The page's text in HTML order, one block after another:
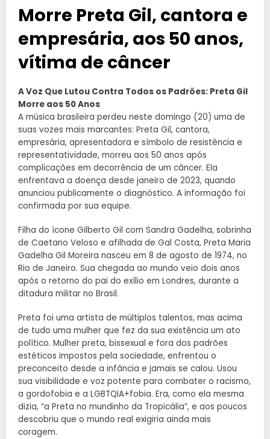
Morre Preta Gil, cantora e
empresária, aos 50 anos,
vítima de câncer
A Voz Que Lutou Contra Todos os Padrões: Preta Gil
Morre aos 50 Anos
A música brasileira perdeu neste domingo (20) uma de
suas vozes mais marcantes: Preta Gil, cantora,
empresária, apresentadora e símbolo de resistência e
representatividade, morreu aos 50 anos após
complicações em decorrência de um câncer. Ela
enfrentava a doença desde janeiro de 2023, quando
anunciou publicamente o diagnóstico. A informação foi
confirmada por sua equipe.
Filha do ícone Gilberto Gil com Sandra Gadelha, sobrinha
de Caetano Veloso e afilhada de Gal Costa, Preta Maria
Gadelha Gil Moreira nasceu em 8 de agosto de 1974, no
Rio de Janeiro. Sua chegada ao mundo veio dois anos
após o retorno do pai do exílio em Londres, durante a
ditadura militar no Brasil.
Preta foi uma artista de múltiplos talentos, mas acima
de tudo uma mulher que fez da sua existência um ato
político. Mulher preta, bissexual e fora dos padrões
estéticos impostos pela sociedade, enfrentou o
preconceito desde a infância e jamais se calou. Usou
sua visibilidade e voz potente para combater o racismo,
a gordofobia e a LGBTQIA+fobia. Era, como ela mesma
dizia, “a Preta no mundinho da Tropicália”, e aos poucos
descobriu que o mundo real exigiria ainda mais
coragem.